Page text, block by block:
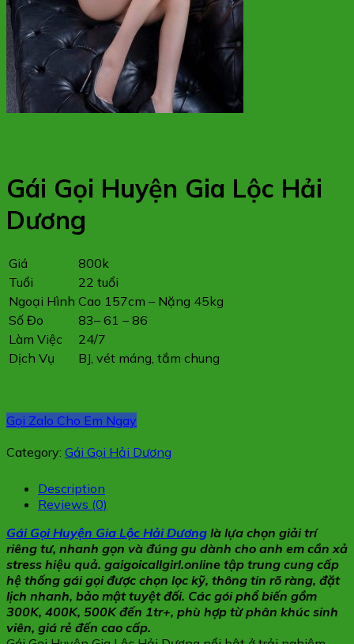
Gái Gọi Huyện Gia Lộc Hải
Dương
Giá
800k
Tuổi
22 tuổi
Ngoại Hình Cao 157cm – Nặng 45kg
Số Đo
83– 61 – 86
Làm Việc
24/7
Dịch Vụ
BJ, vét máng, tắm chung
Gọi Zalo Cho Em Ngay
Category: Gái Gọi Hải Dương
Description
Reviews (0)
Gái Gọi Huyện Gia Lộc Hải Dương là lựa chọn giải trí
riêng tư, nhanh gọn và đúng gu dành cho anh em cần xả
stress hiệu quả. gaigoicallgirl.online tập trung cung cấp
hệ thống gái gọi được chọn lọc kỹ, thông tin rõ ràng, đặt
lịch nhanh, bảo mật tuyệt đối. Các gói phổ biến gồm
300K, 400K, 500K đến 1tr+, phù hợp từ phân khúc sinh
viên, giá rẻ đến cao cấp.